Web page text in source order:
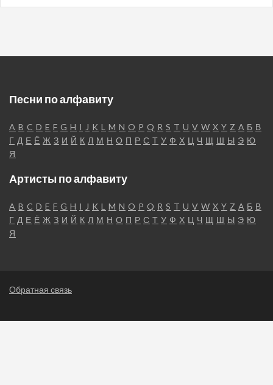
Песни по алфавиту
A B C D E F G H I J K L M N O P Q R S T U V W X Y Z А Б В
Г Д Е Ё Ж З И Й К Л М Н О П Р С Т У Ф Х Ц Ч Щ Ш Ы Э Ю
Я
Артисты по алфавиту
A B C D E F G H I J K L M N O P Q R S T U V W X Y Z А Б В
Г Д Е Ё Ж З И Й К Л М Н О П Р С Т У Ф Х Ц Ч Щ Ш Ы Э Ю
Я
Обратная связь